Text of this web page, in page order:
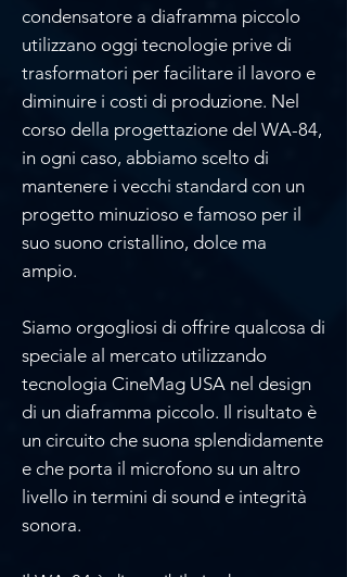
condensatore a diaframma piccolo
utilizzano oggi tecnologie prive di
trasformatori per facilitare il lavoro e
diminuire i costi di produzione. Nel
corso della progettazione del WA-84,
in ogni caso, abbiamo scelto di
mantenere i vecchi standard con un
progetto minuzioso e famoso per il
suo suono cristallino, dolce ma
ampio.
Siamo orgogliosi di offrire qualcosa di
speciale al mercato utilizzando
tecnologia CineMag USA nel design
di un diaframma piccolo. Il risultato è
un circuito che suona splendidamente
e che porta il microfono su un altro
livello in termini di sound e integrità
sonora.